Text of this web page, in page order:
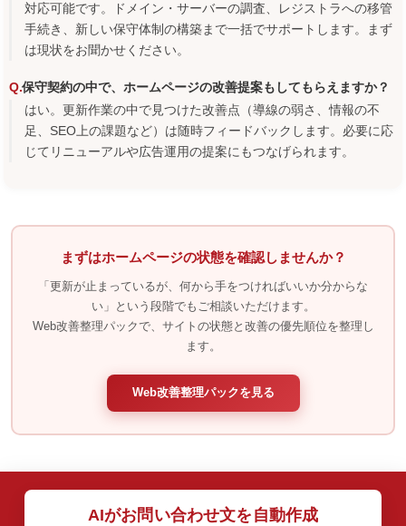
対応可能です。ドメイン・サーバーの調査、レジストラへの移管
手続き、新しい保守体制の構築まで一括でサポートします。まず
は現状をお聞かせください。
保守契約の中で、ホームページの改善提案もしてもらえますか？
はい。更新作業の中で見つけた改善点（導線の弱さ、情報の不
足、SEO上の課題など）は随時フィードバックします。必要に応
じてリニューアルや広告運用の提案にもつなげられます。
まずはホームページの状態を確認しませんか？
「更新が止まっているが、何から手をつければいいか分からな
い」という段階でもご相談いただけます。
Web改善整理パックで、サイトの状態と改善の優先順位を整理し
ます。
Web改善整理パックを見る
AIがお問い合わせ文を自動作成